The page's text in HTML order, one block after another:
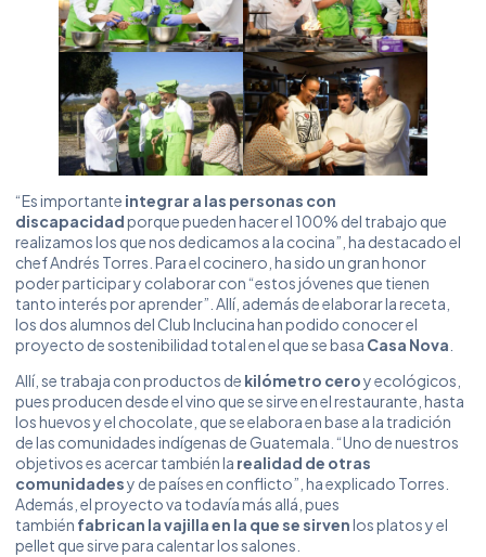
“Es importante integrar a las personas con
discapacidadporque pueden hacer el 100% del trabajo que
realizamos los que nos dedicamos a la cocina”, ha destacado el
chef Andrés Torres. Para el cocinero, ha sido un gran honor
poder participar y colaborar con “estos jóvenes que tienen
tanto interés por aprender”. Allí, además de elaborar la receta,
los dos alumnos del Club Inclucina han podido conocer el
proyecto de sostenibilidad total en el que se basa Casa Nova
Allí, se trabaja con productos de kilómetro ceroy ecológicos,
pues producen desde el vino que se sirve en el restaurante, hasta
los huevos y el chocolate, que se elabora en base a la tradición
de las comunidades indígenas de Guatemala. “Uno de nuestros
objetivos es acercar también la realidad de otras
comunidadesy de países en conflicto”, ha explicado Torres.
Además, el proyecto va todavía más allá, pues
también fabrican la vajilla en la que se sirvenlos platos y el
pellet que sirve para calentar los salones.